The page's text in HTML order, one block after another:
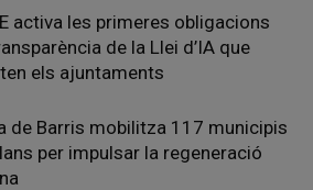
activa les primeres obligacions
de la Llei d’IA que
els ajuntaments
de Barris mobilitza 117 municipis
per impulsar la regeneració